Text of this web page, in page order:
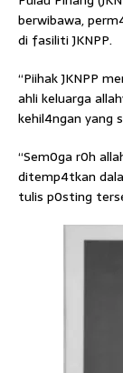
berwibawa,
di fasiliti JKNPP.
“Piihak JKNPP
ahli keluarga
kehil4ngan yang
“Sem0ga r0h
ditemp4tkan
tulis p0sting